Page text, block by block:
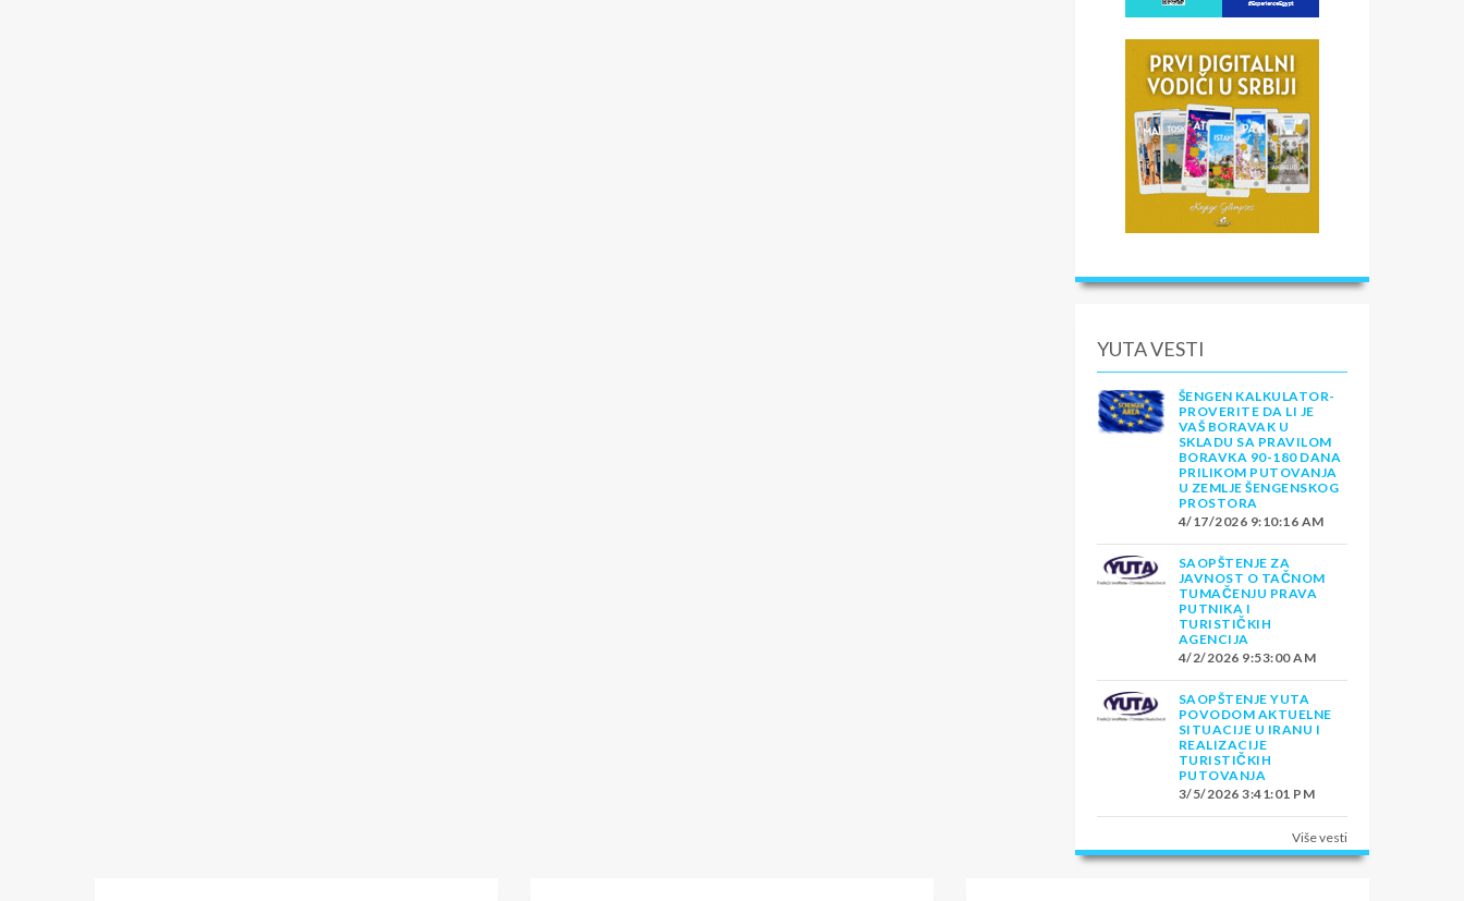
YUTA VESTI
ŠENGEN KALKULATOR-
PROVERITE DA LI JE
VAŠ BORAVAK U
SKLADU SA PRAVILOM
BORAVKA 90-180 DANA
PRILIKOM PUTOVANJA
U ZEMLJE ŠENGENSKOG
PROSTORA
4/17/2026 9:10:16 AM
SAOPŠTENJE ZA
JAVNOST O TAČNOM
TUMAČENJU PRAVA
PUTNIKA I
TURISTIČKIH
AGENCIJA
4/2/2026 9:53:00 AM
SAOPŠTENJE YUTA
POVODOM AKTUELNE
SITUACIJE U IRANU I
REALIZACIJE
TURISTIČKIH
PUTOVANJA
3/5/2026 3:41:01 PM
Više vesti